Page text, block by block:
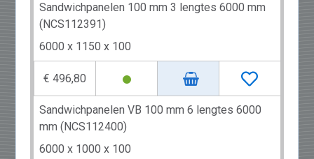
Sandwichpanelen 100 mm 3 lengtes 6000 mm
(NCS112391)
6000 x 1150 x 100
€ 496,80
Sandwichpanelen VB 100 mm 6 lengtes 6000
mm (NCS112400)
6000 x 1000 x 100